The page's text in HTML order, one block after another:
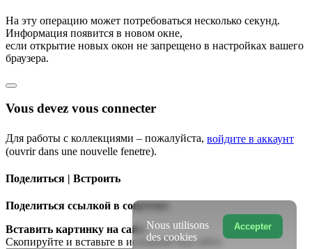
На эту операцию может потребоваться несколько секунд.
Информация появится в новом окне,
если открытие новых окон не запрещено в настройках вашего
браузера.
Vous devez vous connecter
Для работы с коллекциями – пожалуйста, войдите в аккаунт
(ouvrir dans une nouvelle fenetre).
Поделиться | Встроить
Поделиться ссылкой в соцсетях:
Вставить картинку на сайт:
Скопируйте и вставьте в исходный код сайта
Accepter
Nous utilisons
des cookies